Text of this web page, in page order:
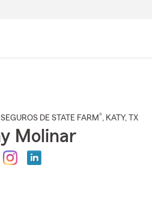
DE STATE FARM®, KATY, TX
Molinar